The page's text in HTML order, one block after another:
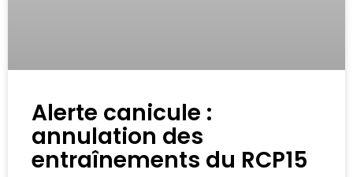
Alerte canicule :
annulation des
entraînements du RCP15